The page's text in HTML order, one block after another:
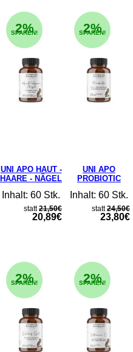
2%
SPAREN!
UNI APO HAUT -
HAARE - NÄGEL
Inhalt: 60 Stk.
statt21,50€
20,89€
2%
SPAREN!
UNI APO
PROBIOTIC
Inhalt: 60 Stk.
statt24,50€
23,80€
2%
SPAREN! 2%
SPAREN!